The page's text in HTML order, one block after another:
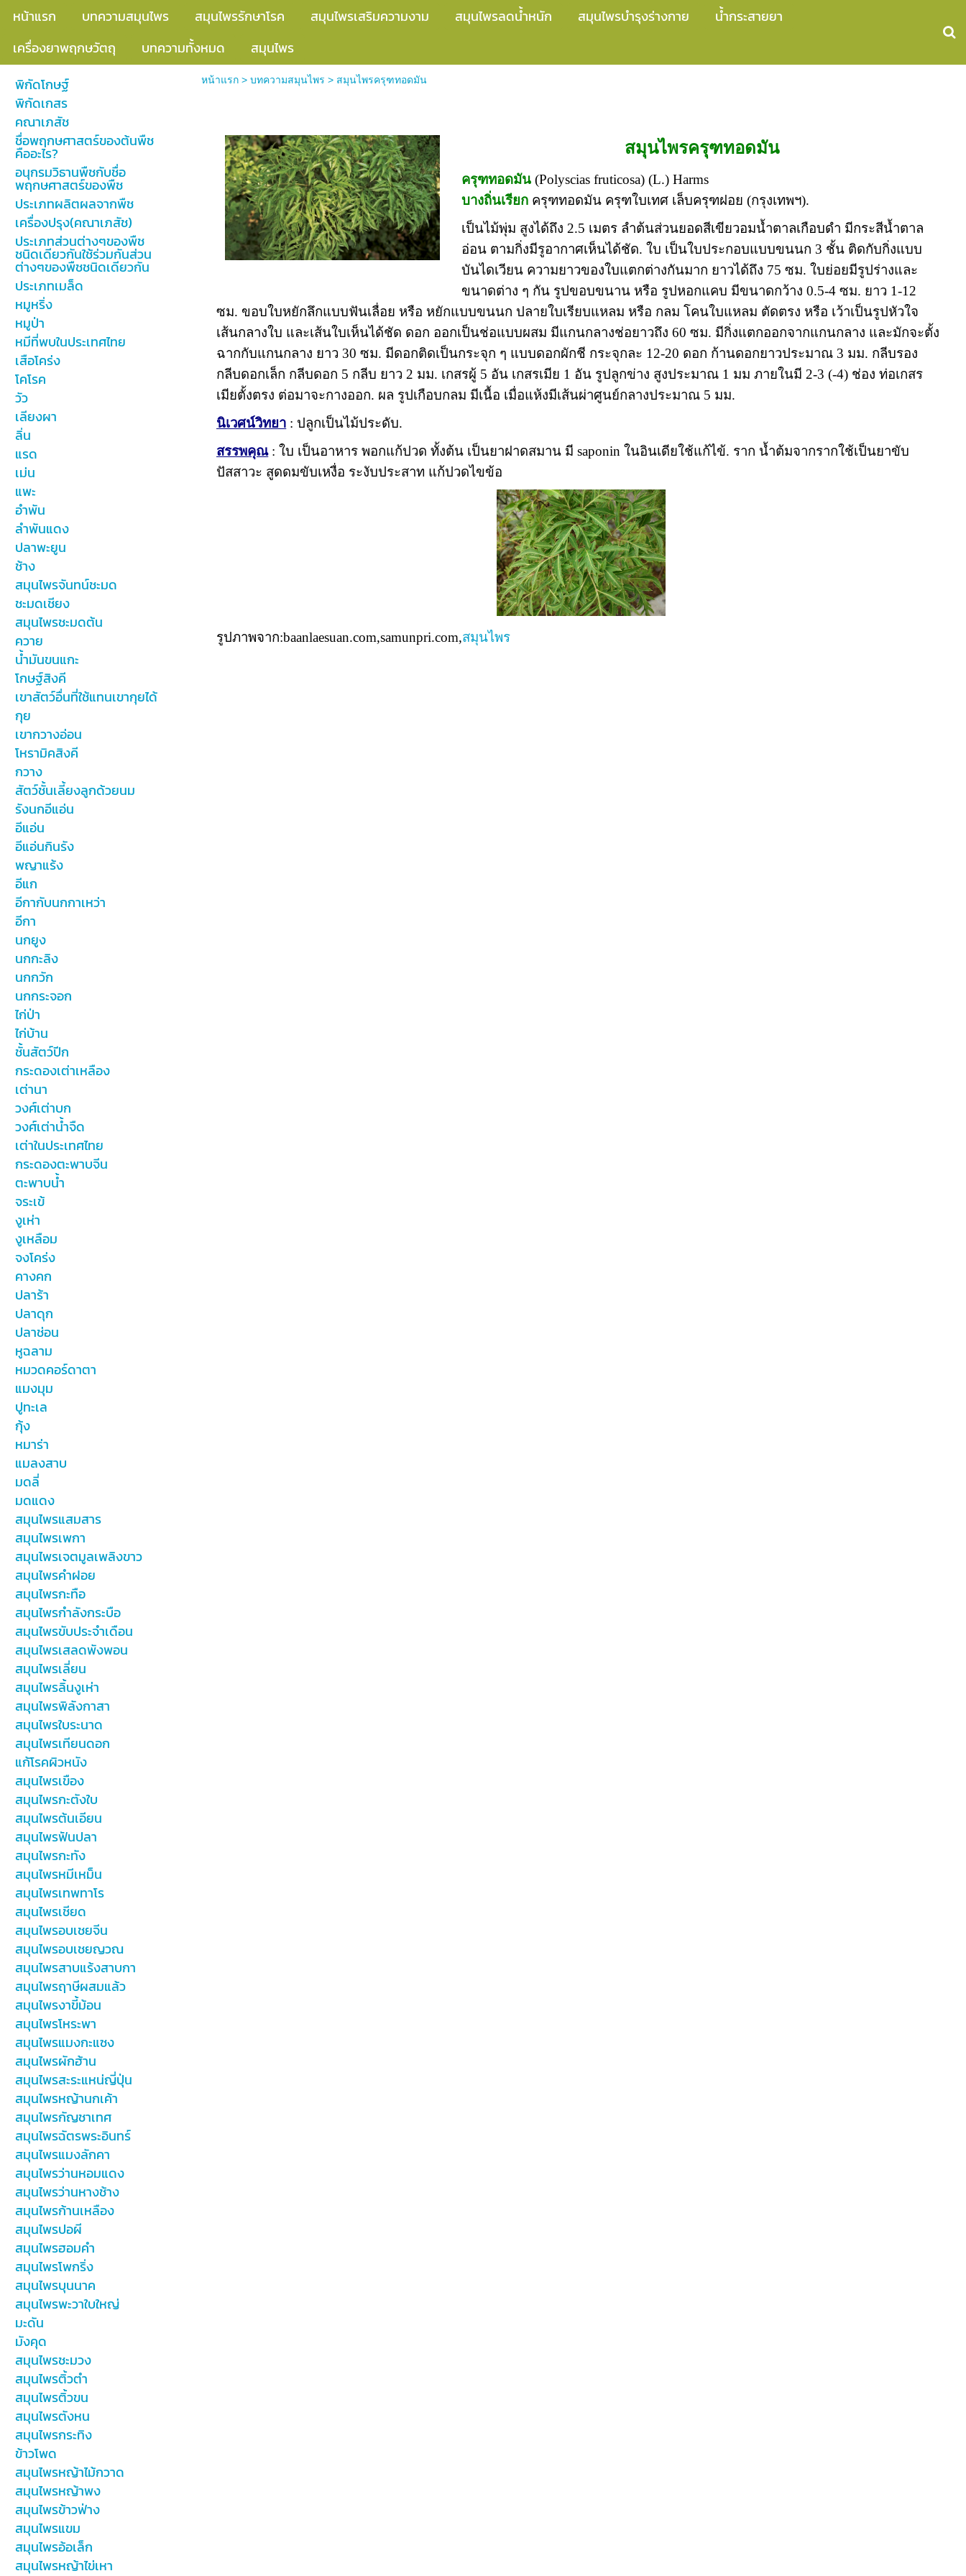
หน้าแรก บทความสมุนไพร สมุนไพรรักษาโรค สมุนไพรเสริมความงาม สมุนไพรลดน้ำหนัก สมุนไพรบำรุงร่างกาย
น้ำกระสายยา
เครื่องยาพฤกษวัตถุ
บทความทั้งหมด
สมุนไพร
พิกัดโกษฐ์
พิกัดเกสร
คณาเภสัช
ชื่อพฤกษศาสตร์ของต้นพืช
คืออะไร?
อนุกรมวิธานพืชกับชื่อ
พฤกษศาสตร์ของพืช
ประเภทผลิตผลจากพืช
เครื่องปรุง(คณาเภสัช)
ประเภทส่วนต่างๆของพืช
ชนิดเดียวกันใช้ร่วมกันส่วน
ต่างๆของพืชชนิดเดียวกัน
ประเภทเมล็ด
หมูหริ่ง
หมูป่า
หมีที่พบในประเทศไทย
เสือโคร่ง
โคโรค
วัว
เลียงผา
ลิ่น
แรด
เม่น
แพะ
อำพัน
ลำพันแดง
ปลาพะยูน
ช้าง
สมุนไพรจันทน์ชะมด
ชะมดเชียง
สมุนไพรชะมดต้น
ควาย
น้ำมันขนแกะ
โกษฐ์สิงคี
เขาสัตว์อื่นที่ใช้แทนเขากุยได้
กุย
เขากวางอ่อน
โหรามิคสิงคี
กวาง
สัตว์ชั้นเลี้ยงลูกด้วยนม
รังนกอีแอ่น
อีแอ่น
อีแอ่นกินรัง
พญาแร้ง
อีแก
อีกากับนกกาเหว่า
อีกา
นกยูง
นกกะลิง
นกกวัก
นกกระจอก
ไก่ป่า
ไก่บ้าน
ชั้นสัตว์ปีก
กระดองเต่าเหลือง
เต่านา
วงศ์เต่าบก
วงศ์เต่าน้ำจืด
เต่าในประเทศไทย
กระดองตะพาบจีน
ตะพาบน้ำ
จระเข้
งูเห่า
งูเหลือม
จงโคร่ง
คางคก
ปลาร้า
ปลาดุก
ปลาช่อน
หูฉลาม
หมวดคอร์ดาตา
แมงมุม
ปูทะเล
กุ้ง
หมาร่า
แมลงสาบ
มดลี่
มดแดง
สมุนไพรแสมสาร
สมุนไพรเพกา
สมุนไพรเจตมูลเพลิงขาว
สมุนไพรคำฝอย
สมุนไพรกะทือ
สมุนไพรกำลังกระบือ
สมุนไพรขับประจำเดือน
สมุนไพรเสลดพังพอน
สมุนไพรเลี่ยน
สมุนไพรลิ้นงูเห่า
สมุนไพรพิลังกาสา
สมุนไพรใบระนาด
สมุนไพรเทียนดอก
แก้โรคผิวหนัง
สมุนไพรเขือง
สมุนไพรกะตังใบ
สมุนไพรต้นเอียน
สมุนไพรฟันปลา
สมุนไพรกะทัง
สมุนไพรหมีเหม็น
สมุนไพรเทพทาโร
สมุนไพรเชียด
สมุนไพรอบเชยจีน
สมุนไพรอบเชยญวณ
สมุนไพรสาบแร้งสาบกา
สมุนไพรฤาษีผสมแล้ว
สมุนไพรงาขี้ม้อน
สมุนไพรโหระพา
สมุนไพรแมงกะแซง
สมุนไพรผักฮ้าน
สมุนไพรสะระแหน่ญี่ปุ่น
สมุนไพรหญ้านกเค้า
สมุนไพรกัญชาเทศ
สมุนไพรฉัตรพระอินทร์
สมุนไพรแมงลักคา
สมุนไพรว่านหอมแดง
สมุนไพรว่านหางช้าง
สมุนไพรก้านเหลือง
สมุนไพรปอผี
สมุนไพรฮอมคำ
สมุนไพรโพกริ่ง
สมุนไพรบุนนาค
สมุนไพรพะวาใบใหญ่
มะดัน
มังคุด
สมุนไพรชะมวง
สมุนไพรติ้วตำ
สมุนไพรติ้วขน
สมุนไพรตังหน
สมุนไพรกระทิง
ข้าวโพด
สมุนไพรหญ้าไม้กวาด
สมุนไพรหญ้าพง
สมุนไพรข้าวฟ่าง
สมุนไพรแขม
สมุนไพรอ้อเล็ก
สมุนไพรหญ้าไข่เหา
หน้าแรก> บทความสมุนไพร > สมุนไพรครุฑทอดมัน
สมุนไพรครุฑทอดมัน
ครุฑทอดมัน (Polyscias fruticosa) (L.) Harms
บางถิ่นเรียก ครุฑทอดมัน ครุฑใบเทศ เล็บครุฑฝอย (กรุงเทพฯ).
เป็นไม้พุ่ม สูงได้ถึง 2.5 เมตร ลำต้นส่วนยอดสีเขียวอมน้ำตาลเกือบดำ มีกระสีน้ำตาล
อ่อน ตามกิ่งมีรูอากาศเห็นได้ชัด. ใบ เป็นใบประกอบแบบขนนก 3 ชั้น ติดกับกิ่งแบบ
บันไดเวียน ความยาวของใบแตกต่างกันมาก ยาวได้ถึง 75 ซม. ใบย่อยมีรูปร่างและ
ขนาดต่าง ๆ กัน รูปขอบขนาน หรือ รูปหอกแคบ มีขนาดกว้าง 0.5-4 ซม. ยาว 1-12
ซม. ขอบใบหยักลึกแบบฟันเลื่อย หรือ หยักแบบขนนก ปลายใบเรียบแหลม หรือ กลม โคนใบแหลม ตัดตรง หรือ เว้าเป็นรูปหัวใจ
เส้นกลางใบ และเส้นใบเห็นได้ชัด ดอก ออกเป็นช่อแบบผสม มีแกนกลางช่อยาวถึง 60 ซม. มีกิ่งแตกออกจากแกนกลาง และมักจะตั้ง
ฉากกับแกนกลาง ยาว 30 ซม. มีดอกติดเป็นกระจุก ๆ แบบดอกผักชี กระจุกละ 12-20 ดอก ก้านดอกยาวประมาณ 3 มม. กลีบรอง
กลีบดอกเล็ก กลีบดอก 5 กลีบ ยาว 2 มม. เกสรผู้ 5 อัน เกสรเมีย 1 อัน รูปลูกข่าง สูงประมาณ 1 มม ภายในมี 2-3 (-4) ช่อง ท่อเกสร
เมียตั้งตรง ต่อมาจะกางออก. ผล รูปเกือบกลม มีเนื้อ เมื่อแห้งมีเส้นผ่าศูนย์กลางประมาณ 5 มม.
นิเวศน์วิทยา : ปลูกเป็นไม้ประดับ.
สรรพคุณ: ใบ เป็นอาหาร พอกแก้ปวด ทั้งต้น เป็นยาฝาดสมาน มี saponin ในอินเดียใช้แก้ไข้. ราก น้ำต้มจากรากใช้เป็นยาขับ
ปัสสาวะ สูดดมขับเหงื่อ ระงับประสาท แก้ปวดไขข้อ
รูปภาพจาก:baanlaesuan.com,samunpri.com,สมุนไพร